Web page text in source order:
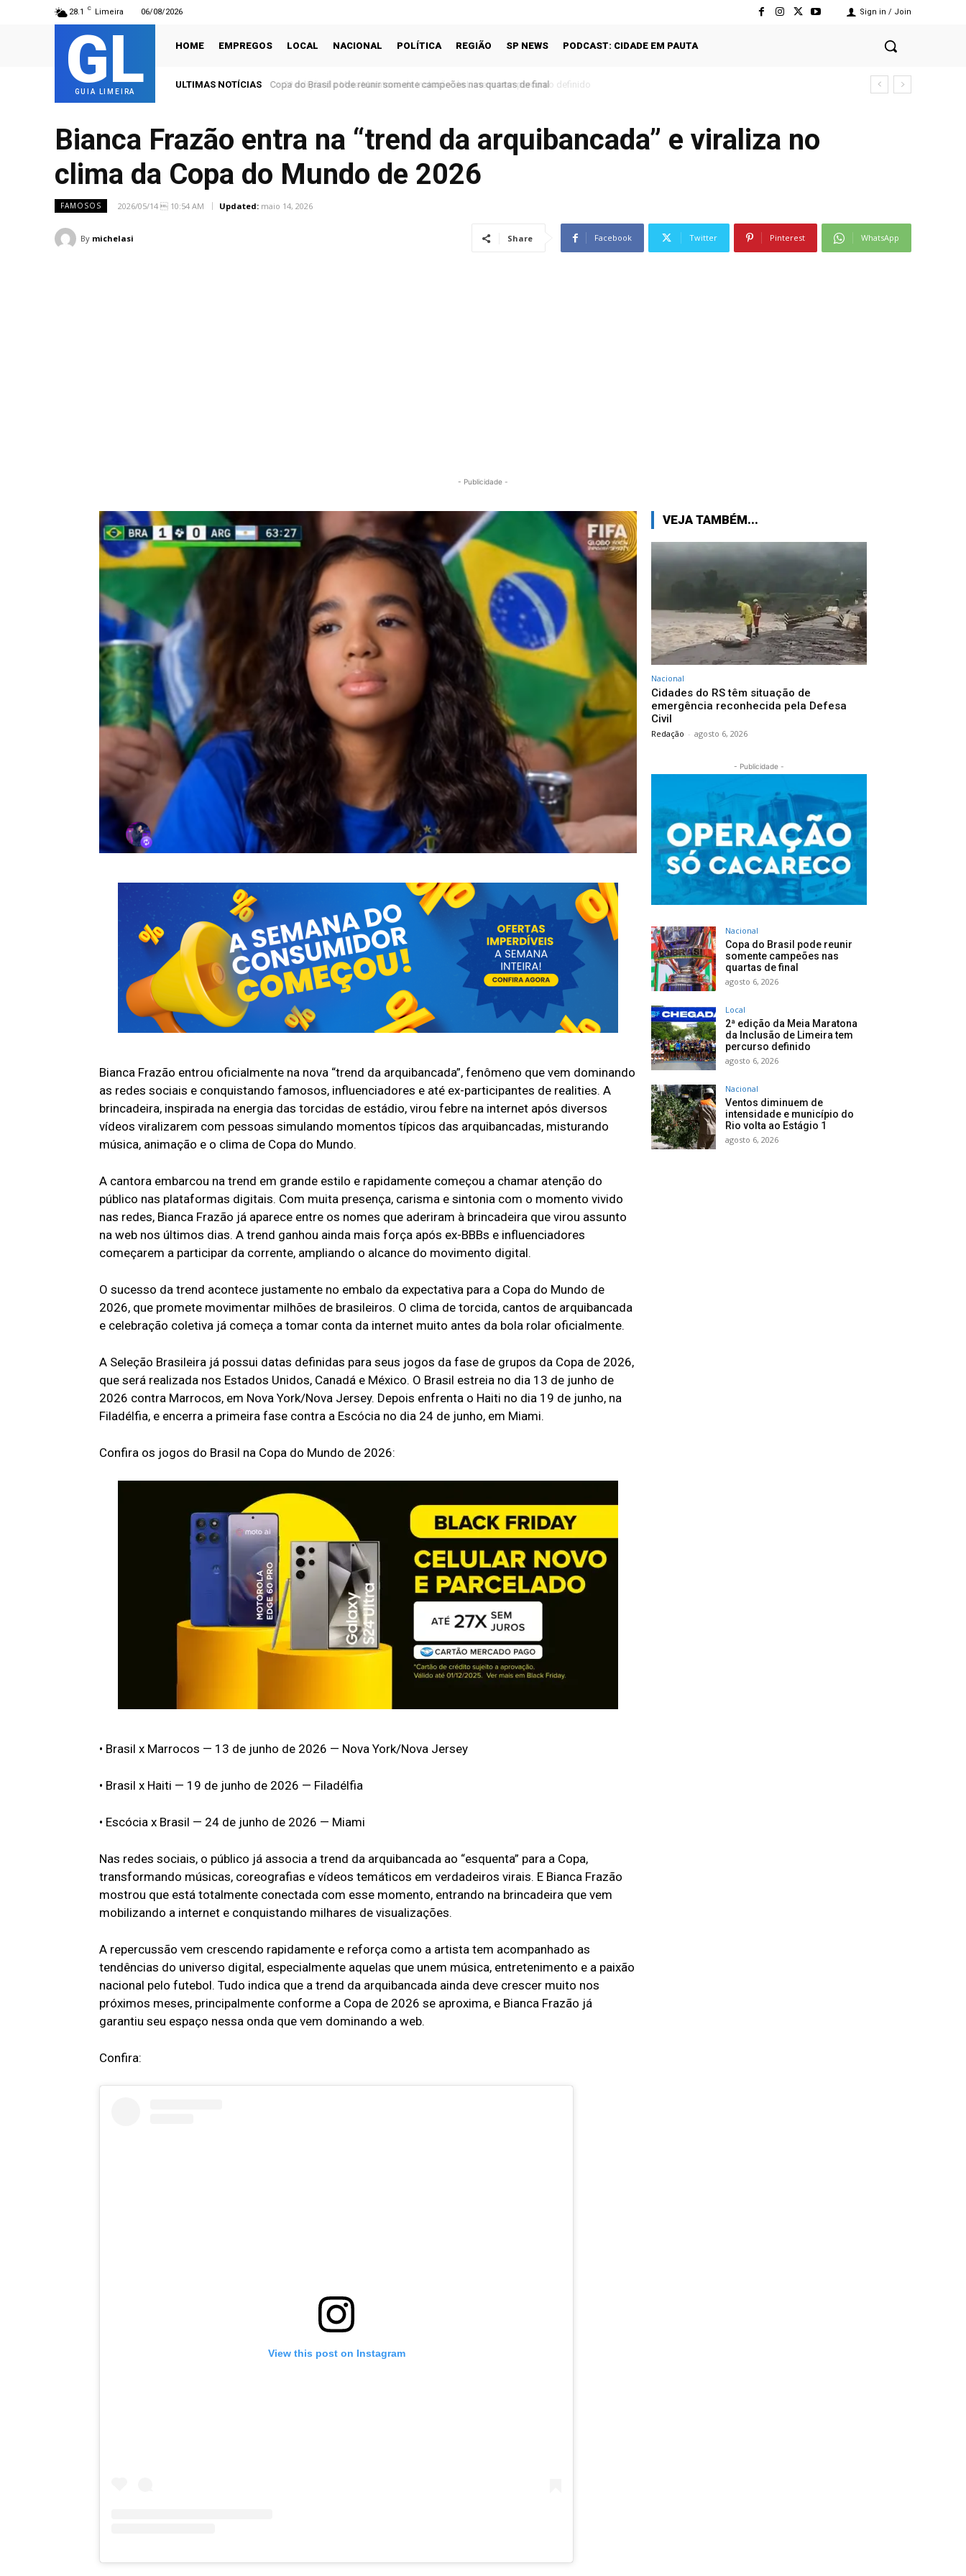
28.1 C Limeira 06/08/2026 Sign in / Join
GL
GUIA LIMEIRA
HOME EMPREGOS LOCAL NACIONAL POLÍTICA REGIÃO SP NEWS PODCAST: CIDADE EM PAUTA
ULTIMAS NOTÍCIAS 2ª edição da Meia Maratona da Inclusão de Limeira tem percurso definido
Bianca Frazão entra na “trend da arquibancada” e viraliza no
clima da Copa do Mundo de 2026
FAMOSOS 2026/05/14  10:54 AM Updated: maio 14, 2026
By michelasi Share Facebook Twitter Pinterest WhatsApp
- Publicidade -
Bianca Frazão entrou oficialmente na nova “trend da arquibancada”, fenômeno que vem dominando
as redes sociais e conquistando famosos, influenciadores e até ex-participantes de realities. A
brincadeira, inspirada na energia das torcidas de estádio, virou febre na internet após diversos
vídeos viralizarem com pessoas simulando momentos típicos das arquibancadas, misturando
música, animação e o clima de Copa do Mundo.
A cantora embarcou na trend em grande estilo e rapidamente começou a chamar atenção do
público nas plataformas digitais. Com muita presença, carisma e sintonia com o momento vivido
nas redes, Bianca Frazão já aparece entre os nomes que aderiram à brincadeira que virou assunto
na web nos últimos dias. A trend ganhou ainda mais força após ex-BBBs e influenciadores
começarem a participar da corrente, ampliando o alcance do movimento digital.
O sucesso da trend acontece justamente no embalo da expectativa para a Copa do Mundo de
2026, que promete movimentar milhões de brasileiros. O clima de torcida, cantos de arquibancada
e celebração coletiva já começa a tomar conta da internet muito antes da bola rolar oficialmente.
A Seleção Brasileira já possui datas definidas para seus jogos da fase de grupos da Copa de 2026,
que será realizada nos Estados Unidos, Canadá e México. O Brasil estreia no dia 13 de junho de
2026 contra Marrocos, em Nova York/Nova Jersey. Depois enfrenta o Haiti no dia 19 de junho, na
Filadélfia, e encerra a primeira fase contra a Escócia no dia 24 de junho, em Miami.
Confira os jogos do Brasil na Copa do Mundo de 2026:
• Brasil x Marrocos — 13 de junho de 2026 — Nova York/Nova Jersey
• Brasil x Haiti — 19 de junho de 2026 — Filadélfia
• Escócia x Brasil — 24 de junho de 2026 — Miami
Nas redes sociais, o público já associa a trend da arquibancada ao “esquenta” para a Copa,
transformando músicas, coreografias e vídeos temáticos em verdadeiros virais. E Bianca Frazão
mostrou que está totalmente conectada com esse momento, entrando na brincadeira que vem
mobilizando a internet e conquistando milhares de visualizações.
A repercussão vem crescendo rapidamente e reforça como a artista tem acompanhado as
tendências do universo digital, especialmente aquelas que unem música, entretenimento e a paixão
nacional pelo futebol. Tudo indica que a trend da arquibancada ainda deve crescer muito nos
próximos meses, principalmente conforme a Copa de 2026 se aproxima, e Bianca Frazão já
garantiu seu espaço nessa onda que vem dominando a web.
Confira:
View this post on Instagram
VEJA TAMBÉM...
Nacional
Cidades do RS têm situação de
emergência reconhecida pela Defesa
Civil
Redação - agosto 6, 2026
- Publicidade -
Nacional
Copa do Brasil pode reunir
somente campeões nas
quartas de final
agosto 6, 2026
Local
2ª edição da Meia Maratona
da Inclusão de Limeira tem
percurso definido
agosto 6, 2026
Nacional
Ventos diminuem de
intensidade e município do
Rio volta ao Estágio 1
agosto 6, 2026